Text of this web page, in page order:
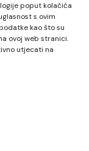
poput kolačića
s ovim
kao što su
ovoj web stranici.
utjecati na